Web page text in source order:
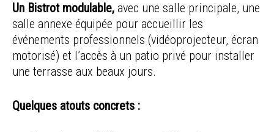
Un Bistrot modulable,avec une salle principale, une
salle annexe équipée pour accueillir les
événements professionnels (vidéoprojecteur, écran
motorisé) et l’accès à un patio privé pour installer
une terrasse aux beaux jours.
Quelques atouts concrets :